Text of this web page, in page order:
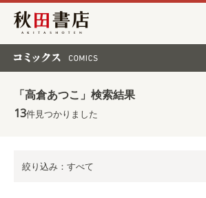
秋田書店
「高倉あつこ」検索結果
13件見つかりました
絞り込み：すべて